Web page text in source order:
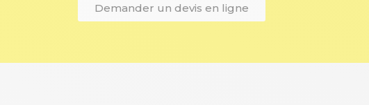
Demander un devis en ligne